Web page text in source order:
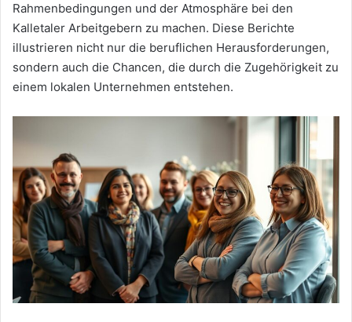
Rahmenbedingungen und der Atmosphäre bei den
Kalletaler Arbeitgebern zu machen. Diese Berichte
illustrieren nicht nur die beruflichen Herausforderungen,
sondern auch die Chancen, die durch die Zugehörigkeit zu
einem lokalen Unternehmen entstehen.